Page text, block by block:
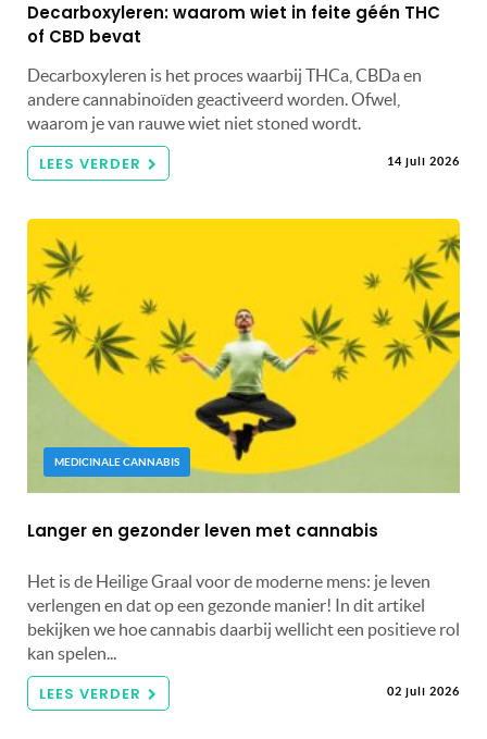
Decarboxyleren: waarom wiet in feite géén THC
of CBD bevat
Decarboxyleren is het proces waarbij THCa, CBDa en
andere cannabinoïden geactiveerd worden. Ofwel,
waarom je van rauwe wiet niet stoned wordt.
LEES VERDER 14 juli 2026
MEDICINALE CANNABIS
Langer en gezonder leven met cannabis
Het is de Heilige Graal voor de moderne mens: je leven
verlengen en dat op een gezonde manier! In dit artikel
bekijken we hoe cannabis daarbij wellicht een positieve rol
kan spelen...
LEES VERDER 02 juli 2026